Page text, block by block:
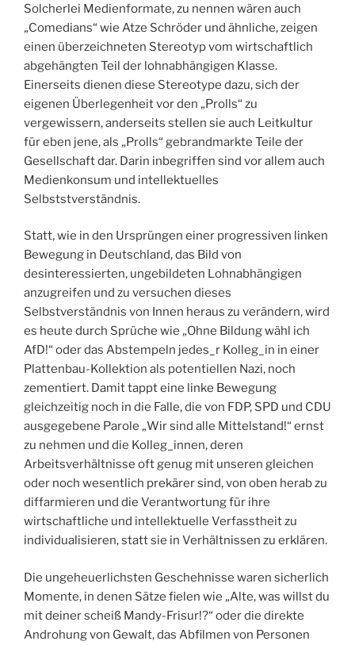
Solcherlei Medienformate, zu nennen wären auch
„Comedians“ wie Atze Schröder und ähnliche, zeigen
einen überzeichneten Stereotyp vom wirtschaftlich
abgehängten Teil der lohnabhängigen Klasse.
Einerseits dienen diese Stereotype dazu, sich der
eigenen Überlegenheit vor den „Prolls“ zu
vergewissern, anderseits stellen sie auch Leitkultur
für eben jene, als „Prolls“ gebrandmarkte Teile der
Gesellschaft dar. Darin inbegriffen sind vor allem auch
Medienkonsum und intellektuelles
Selbststverständnis.
Statt, wie in den Ursprüngen einer progressiven linken
Bewegung in Deutschland, das Bild von
desinteressierten, ungebildeten Lohnabhängigen
anzugreifen und zu versuchen dieses
Selbstverständnis von Innen heraus zu verändern, wird
es heute durch Sprüche wie „Ohne Bildung wähl ich
AfD!“ oder das Abstempeln jedes_r Kolleg_in in einer
Plattenbau-Kollektion als potentiellen Nazi, noch
zementiert. Damit tappt eine linke Bewegung
gleichzeitig noch in die Falle, die von FDP, SPD und CDU
ausgegebene Parole „Wir sind alle Mittelstand!“ ernst
zu nehmen und die Kolleg_innen, deren
Arbeitsverhältnisse oft genug mit unseren gleichen
oder noch wesentlich prekärer sind, von oben herab zu
diffarmieren und die Verantwortung für ihre
wirtschaftliche und intellektuelle Verfasstheit zu
individualisieren, statt sie in Verhältnissen zu erklären.
Die ungeheuerlichsten Geschehnisse waren sicherlich
Momente, in denen Sätze fielen wie „Alte, was willst du
mit deiner scheiß Mandy-Frisur!?“ oder die direkte
Androhung von Gewalt, das Abfilmen von Personen